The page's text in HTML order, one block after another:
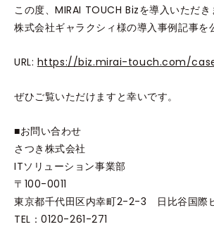
この度、MIRAI TOUCH Bizを導入いただき
株式会社ギャラクシィ様の導入事例記事を
URL: https://biz.mirai-touch.com/
ぜひご覧いただけますと幸いです。
■お問い合わせ
さつき株式会社
ITソリューション事業部
〒100-0011
東京都千代田区内幸町2-2-3 日比谷国際
TEL：0120-261-271